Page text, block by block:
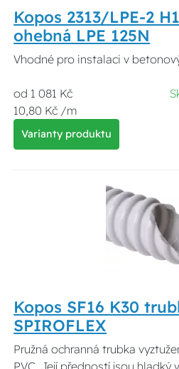
Kopos 2313/LPE-2
ohebná LPE 125N
Vhodné pro instalaci v
od 1 081 Kč
10,80 Kč /m
Varianty produktu
Kopos SF16 K30
SPIROFLEX
Pružná ochranná trubka
PVC. Její předností jsou hladký